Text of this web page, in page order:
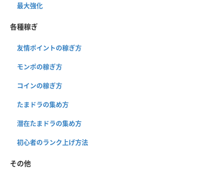
最大強化
各種稼ぎ
友情ポイントの稼ぎ方
モンポの稼ぎ方
コインの稼ぎ方
たまドラの集め方
潜在たまドラの集め方
初心者のランク上げ方法
その他